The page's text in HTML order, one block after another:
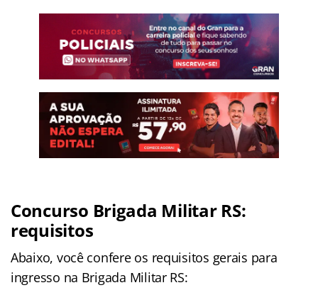
Concurso Brigada Militar RS:
requisitos
Abaixo, você confere os requisitos gerais para
ingresso na Brigada Militar RS: